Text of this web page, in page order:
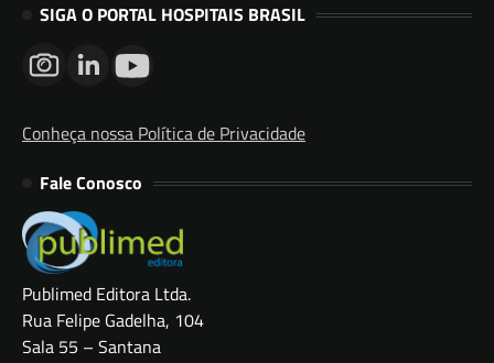
SIGA O PORTAL HOSPITAIS BRASIL
Conheça nossa Política de Privacidade
Fale Conosco
Publimed Editora Ltda.
Rua Felipe Gadelha, 104
Sala 55 – Santana